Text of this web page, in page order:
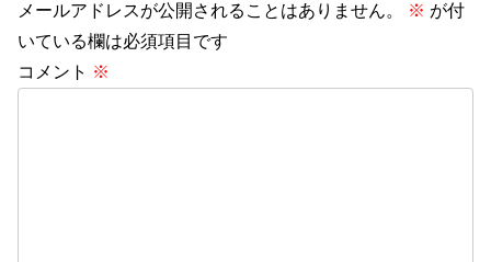
メールアドレスが公開されることはありません。 ※ が付
いている欄は必須項目です
コメント ※